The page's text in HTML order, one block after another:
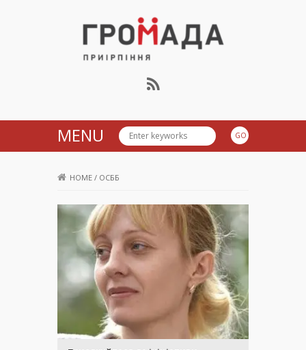
Громада Приірпіння
MENU
HOME / ОСББ